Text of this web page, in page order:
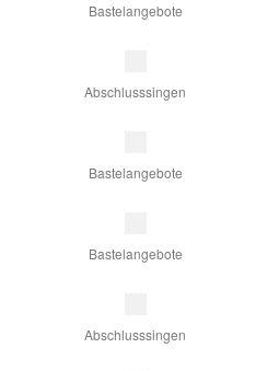
Bastelangebote
Abschlusssingen
Bastelangebote
Bastelangebote
Abschlusssingen